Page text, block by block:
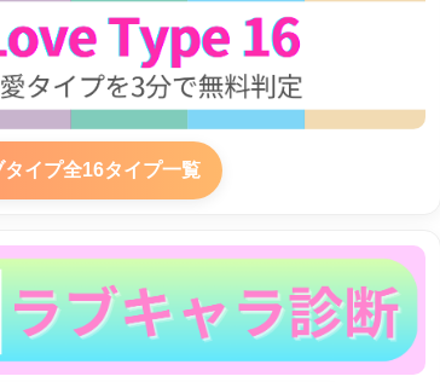
タイプ全16タイプ一覧